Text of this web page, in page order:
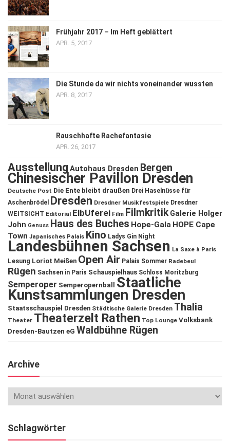
Frühjahr 2017 – Im Heft geblättert
APR. 5, 2017
Die Stunde da wir nichts voneinander wussten
APR. 8, 2017
Rauschhafte Rachefantasie
APR. 26, 2017
Ausstellung Autohaus Dresden Bergen
Chinesischer Pavillon Dresden
Deutsche Post Die Ente bleibt draußen Drei Haselnüsse für
Aschenbrödel
Dresden Dresdner Musikfestspiele Dresdner
WEITSICHT Editorial ElbUferei Film Filmkritik Galerie Holger
John Genuss Haus des Buches Hope-Gala HOPE Cape
Town Japanisches Palais Kino Ladys Gin Night
Landesbühnen Sachsen La Saxe à Paris
Lesung Loriot Meißen Open Air Palais Sommer Radebeul
Rügen Sachsen in Paris Schauspielhaus Schloss Moritzburg
Semperoper Semperopernball Staatliche
Kunstsammlungen Dresden
Staatsschauspiel Dresden Städtische Galerie Dresden Thalia
Theater Theaterzelt Rathen Top Lounge Volksbank
Dresden-Bautzen eG Waldbühne Rügen
Archive
Schlagwörter